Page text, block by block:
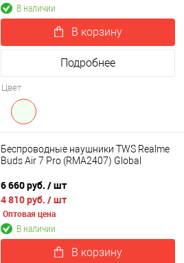
В наличии
В корзину
Подробнее
Цвет
Беспроводные наушники TWS Realme
Buds Air 7 Pro (RMA2407) Global
6 660 руб. / шт
4 810 руб. / шт
Оптовая цена
В наличии
В корзину